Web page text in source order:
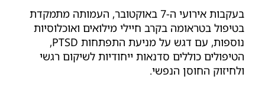
בעקבות אירועי ה-7 באוקטובר, העמותה מתמקדת
בטראומה בקרב חיילי מילואים ואוכלוסיות
נוספות, עם דגש על מניעת התפתחות PTSD,
כוללים סדנאות ייחודיות לשיקום רגשי
החוסן הנפשי.